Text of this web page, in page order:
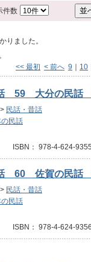
件数
りました。
<< 最初 < 前へ 9 10
話 59 大分の民話
民話・昔話
の民話
ISBN： 978-4-624-
話 60 佐賀の民話
民話・昔話
の民話
ISBN： 978-4-624-